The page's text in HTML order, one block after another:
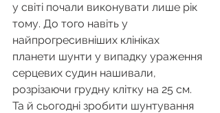
у світі почали виконувати лише рік
тому. До того навіть у
найпрогресивніших клініках
планети шунти у випадку ураження
серцевих судин нашивали,
розрізаючи грудну клітку на 25 см.
Та й сьогодні зробити шунтування